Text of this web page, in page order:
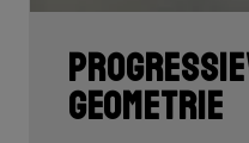
geometrie